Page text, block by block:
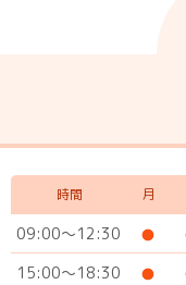
時間 月
09:00～12:30
15:00～18:30